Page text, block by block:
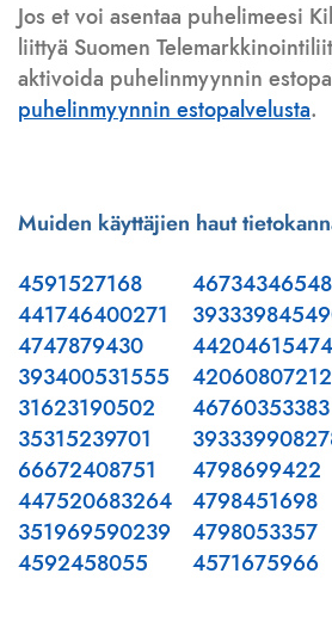
Jos et voi asentaa puhelimeesi
liittyä Suomen
aktivoida puhelinmyynnin
puhelinmyynnin estopalvelusta.
Muiden käyttäjien haut
4591527168
441746400271
4747879430
393400531555
31623190502
35315239701
66672408751
447520683264
351969590239
4592458055
46734346548
46760353383
4798699422
4798451698
4798053357
4571675966